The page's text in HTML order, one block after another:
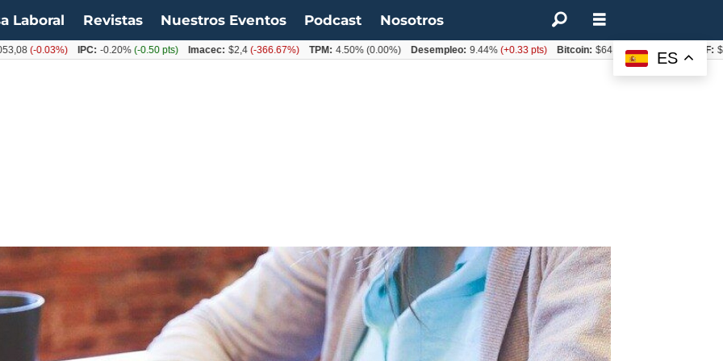
Laboral Revistas Nuestros Eventos Podcast Nosotros
ES
0.03%) IPC: -0.20%(-0.50 pts) Imacec: $2,4(-366.67%) TPM: 4.50% (0.00%) Desempleo: 9.44% (+0.33 pts) Bitcoin: $64.600,08 (+2.93%)